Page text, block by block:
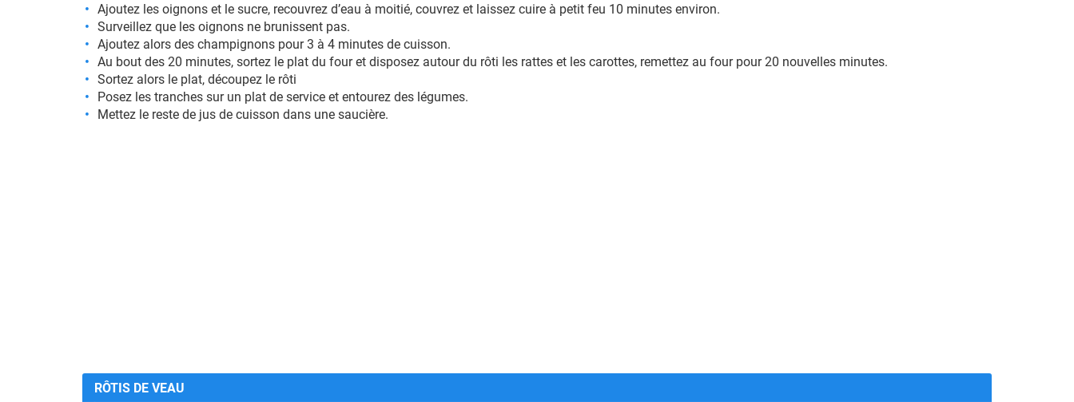
Ajoutez les oignons et le sucre, recouvrez d’eau à moitié, couvrez et laissez cuire à petit feu 10 minutes environ.
Surveillez que les oignons ne brunissent pas.
Ajoutez alors des champignons pour 3 à 4 minutes de cuisson.
Au bout des 20 minutes, sortez le plat du four et disposez autour du rôti les rattes et les carottes, remettez au four pour 20 nouvelles minutes.
Sortez alors le plat, découpez le rôti
Posez les tranches sur un plat de service et entourez des légumes.
Mettez le reste de jus de cuisson dans une saucière.
RÔTIS DE VEAU